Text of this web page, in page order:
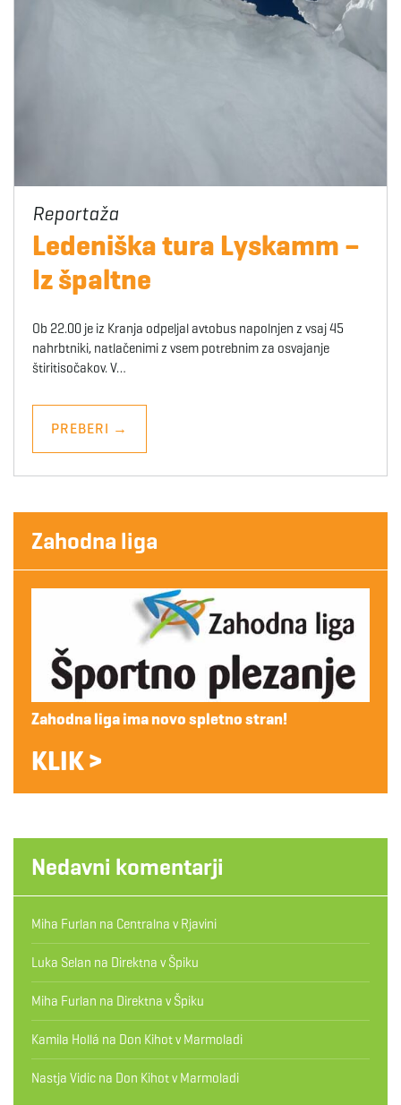
Ledeniška tura Lyskamm –
Iz špaltne
Ob 22.00 je iz Kranja odpeljal avtobus napolnjen z vsaj 45
nahrbtniki, natlačenimi z vsem potrebnim za osvajanje
štiritisočakov. V…
PREBERI →
Zahodna liga
Zahodna liga ima novo spletno stran!
KLIK >
Nedavni komentarji
Miha Furlan na Centralna v Rjavini
Luka Selan na Direktna v Špiku
Miha Furlan na Direktna v Špiku
Kamila Hollá na Don Kihot v Marmoladi
Nastja Vidic na Don Kihot v Marmoladi